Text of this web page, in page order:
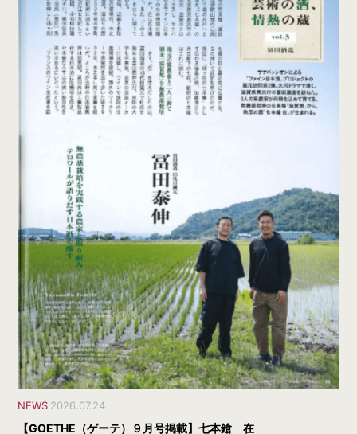
NEWS 2026.07.24
【GOETHE（ゲーテ）９月号掲載】七本鎗 在